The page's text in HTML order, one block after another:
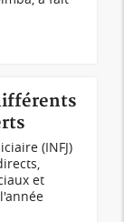
(INFJ)
et